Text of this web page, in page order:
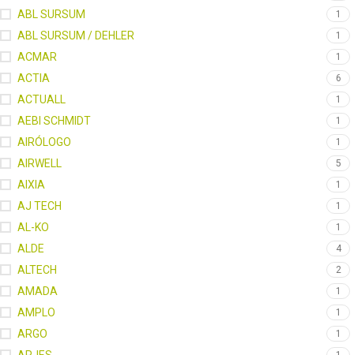
ABL SURSUM 1
ABL SURSUM / DEHLER 1
ACMAR 1
ACTIA 6
ACTUALL 1
AEBI SCHMIDT 1
AIRÓLOGO 1
AIRWELL 5
AIXIA 1
AJ TECH 1
AL-KO 1
ALDE 4
ALTECH 2
AMADA 1
AMPLO 1
ARGO 1